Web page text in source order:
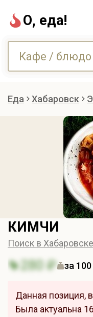
О, еда!
Еда Хабаровск
КИМЧИ
Поиск в Хабаровске
280 ₽ за 100
Данная позиция,
Была актуальна